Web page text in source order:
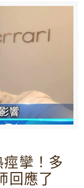
痙攣！多
回應了